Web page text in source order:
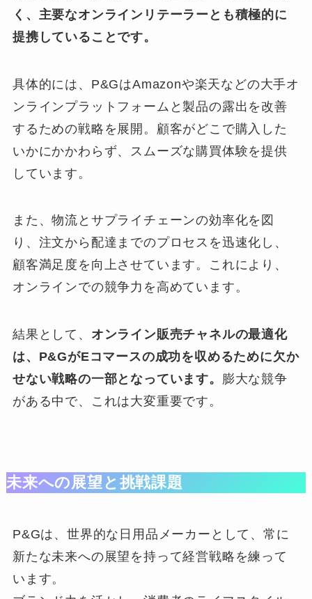
く、主要なオンラインリテーラーとも積極的に
提携していることです。
具体的には、P&GはAmazonや楽天などの大手オ
ンラインプラットフォームと製品の露出を改善
するための戦略を展開。顧客がどこで購入した
いかにかかわらず、スムーズな購買体験を提供
しています。
また、物流とサプライチェーンの効率化を図
り、注文から配達までのプロセスを迅速化し、
顧客満足度を向上させています。これにより、
オンラインでの競争力を高めています。
結果として、 オンライン販売チャネルの最適化
は、P&GがEコマースの成功を収めるために欠か
せない戦略の一部となっています。 膨大な競争
がある中で、これは大変重要です。
未来への展望と挑戦課題
P&Gは、世界的な日用品メーカーとして、常に
新たな未来への展望を持って経営戦略を練って
います。